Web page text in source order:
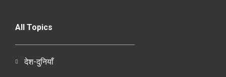
All Topics
देश-दुनियाँ